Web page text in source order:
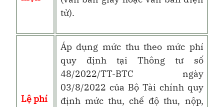
tử).
Lệ phí
Áp dụng mức thu theo mức phí
quy định tại Thông tư số
48/2022/TT-BTC ngày
03/8/2022 của Bộ Tài chính quy
định mức thu, chế độ thu, nộp,